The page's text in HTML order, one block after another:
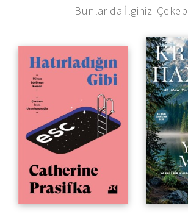
Bunlar da İlginizi